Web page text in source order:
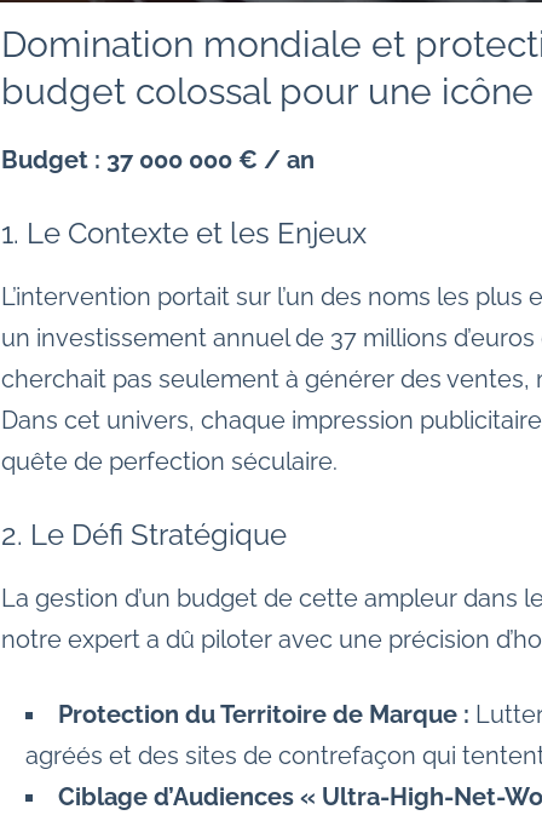
Domination mondiale et
budget colossal pour une icône
Budget : 37 000 000 € / an
1. Le Contexte et les Enjeux
L’intervention portait sur l’un des noms les
un investissement annuel de 37 millions
cherchait pas seulement à générer des
Dans cet univers, chaque impression
quête de perfection séculaire.
2. Le Défi Stratégique
La gestion d’un budget de cette ampleur dans
notre expert a dû piloter avec une précision
Protection du Territoire de Marque :
agréés et des sites de contrefaçon qui
Ciblage d’Audiences « Ultra-High-Net-